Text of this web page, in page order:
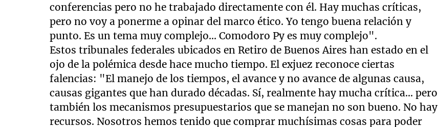
conferencias pero no he trabajado directamente con él. Hay muchas críticas,
pero no voy a ponerme a opinar del marco ético. Yo tengo buena relación y
punto. Es un tema muy complejo... Comodoro Py es muy complejo".
Estos tribunales federales ubicados en Retiro de Buenos Aires han estado en el
ojo de la polémica desde hace mucho tiempo. El exjuez reconoce ciertas
falencias: "El manejo de los tiempos, el avance y no avance de algunas causa,
causas gigantes que han durado décadas. Sí, realmente hay mucha crítica... pero
también los mecanismos presupuestarios que se manejan no son bueno. No hay
recursos. Nosotros hemos tenido que comprar muchísimas cosas para poder